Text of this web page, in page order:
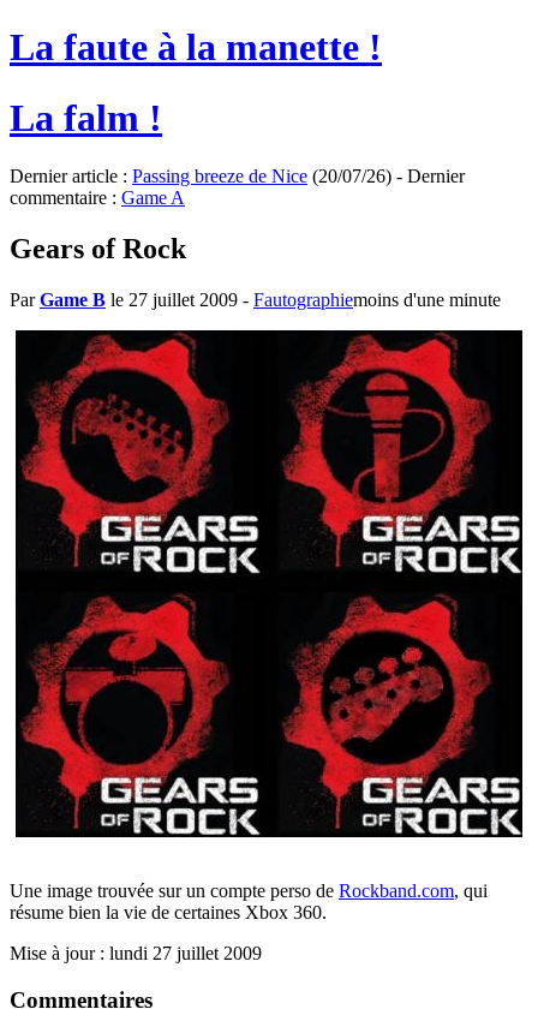
La faute à la manette !
La falm !
Dernier article : Passing breeze de Nice (20/07/26) - Dernier
commentaire : Game A
Gears of Rock
ParGame B le 27 juillet 2009 - Fautographiemoins d'une minute
Une image trouvée sur un compte perso de Rockband.com, qui
résume bien la vie de certaines Xbox 360.
Mise à jour : lundi 27 juillet 2009
Commentaires